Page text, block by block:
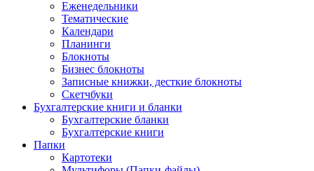
Еженедельники
Тематические
Календари
Планинги
Блокноты
Бизнес блокноты
Записные книжки, десткие блокноты
Скетчбуки
Бухгалтерские книги и бланки
Бухгалтерские бланки
Бухгалтерские книги
Папки
Картотеки